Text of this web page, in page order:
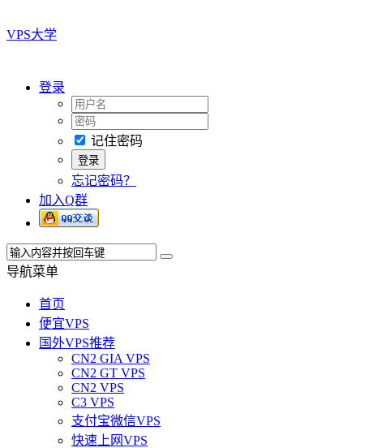
VPS大学
登录
记住密码
忘记密码？
加入Q群
导航菜单
首页
便宜VPS
国外VPS推荐
CN2 GIA VPS
CN2 GT VPS
CN2 VPS
C3 VPS
支付宝微信VPS
快速上网VPS